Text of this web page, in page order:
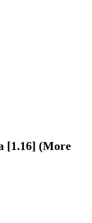
[1.16] (More